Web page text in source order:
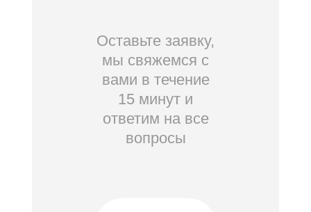
Оставьте заявку,
мы свяжемся с
вами в течение
15 минут и
ответим на все
вопросы